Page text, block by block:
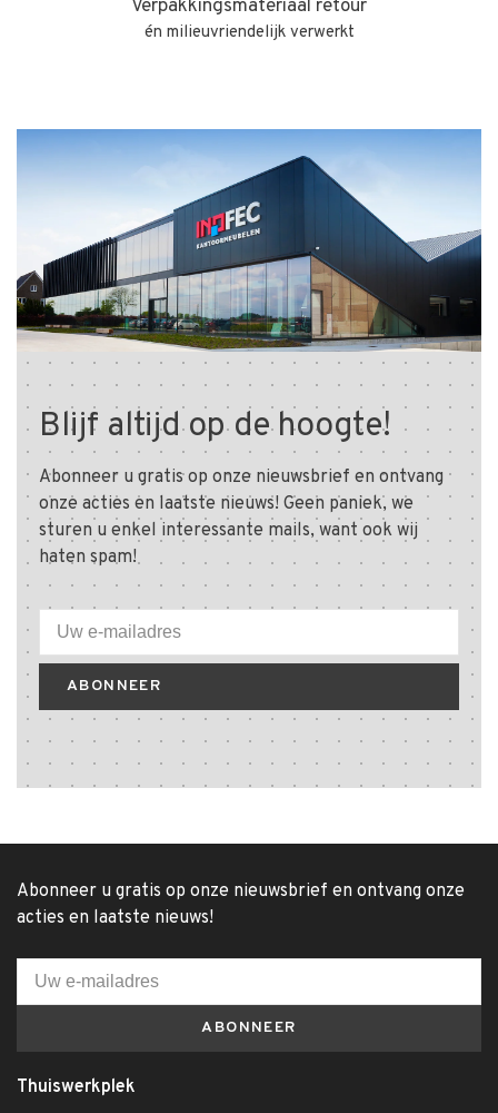
Verpakkingsmateriaal retour
én milieuvriendelijk verwerkt
Blijf altijd op de hoogte!
Abonneer u gratis op onze nieuwsbrief en ontvang
onze acties en laatste nieuws! Geen paniek, we
sturen u enkel interessante mails, want ook wij
haten spam!
ABONNEER
Abonneer u gratis op onze nieuwsbrief en ontvang onze
acties en laatste nieuws!
ABONNEER
Thuiswerkplek